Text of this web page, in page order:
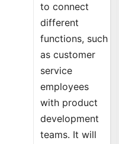
to connect
different
functions, such
as customer
service
employees
with product
development
teams. It will